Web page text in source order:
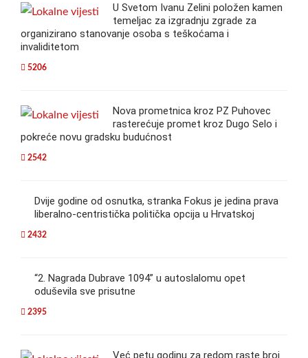
U Svetom Ivanu Zelini položen kamen
temeljac za izgradnju zgrade za
organizirano stanovanje osoba s teškoćama i
invaliditetom
5206
Nova prometnica kroz PZ Puhovec
rasterećuje promet kroz Dugo Selo i
pokreće novu gradsku budućnost
2542
Dvije godine od osnutka, stranka Fokus je jedina prava
liberalno-centristička politička opcija u Hrvatskoj
2432
“2. Nagrada Dubrave 1094” u autoslalomu opet
oduševila sve prisutne
2395
Već petu godinu za redom raste broj